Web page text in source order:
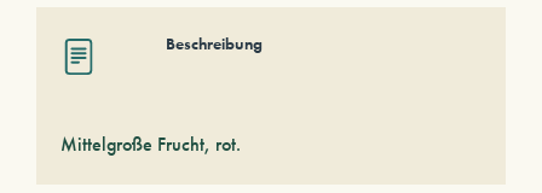
Beschreibung
Mittelgroße Frucht, rot.